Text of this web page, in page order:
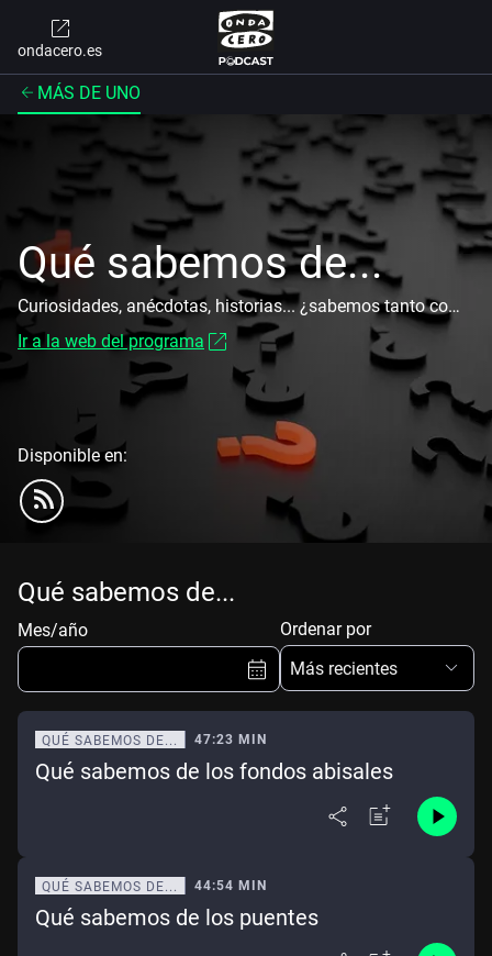
ondacero.es
MÁS DE UNO
Qué sabemos de...
Curiosidades, anécdotas, historias... ¿sabemos tanto como nos creemos?
Ir a la web del programa
Disponible en:
Qué sabemos de...
Mes/año
Sep Oct Nov
Ordenar por
Más recientes
QUÉ SABEMOS DE... 47:23 MIN
Qué sabemos de los fondos abisales
QUÉ SABEMOS DE... 44:54 MIN
Qué sabemos de los puentes